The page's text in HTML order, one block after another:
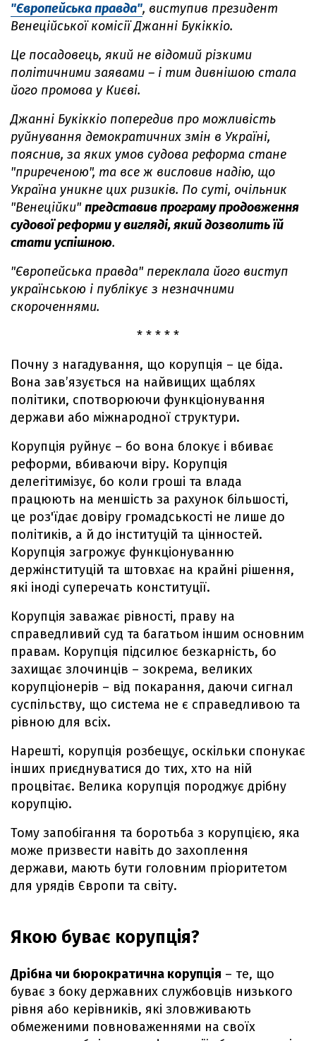
"Європейська правда", виступив президент
Венеційської комісії Джанні Букіккіо.
Це посадовець, який не відомий різкими
політичними заявами – і тим дивнішою стала
його промова у Києві.
Джанні Букіккіо попередив про можливість
руйнування демократичних змін в Україні,
пояснив, за яких умов судова реформа стане
"приреченою", та все ж висловив надію, що
Україна уникне цих ризиків. По суті, очільник
"Венеційки" представив програму продовження
судової реформи у вигляді, який дозволить їй
стати успішною.
"Європейська правда" переклала його виступ
українською і публікує з незначними
скороченнями.
* * * * *
Почну з нагадування, що корупція – це біда.
Вона зав’язується на найвищих щаблях
політики, спотворюючи функціонування
держави або міжнародної структури.
Корупція руйнує – бо вона блокує і вбиває
реформи, вбиваючи віру. Корупція
делегітимізує, бо коли гроші та влада
працюють на меншість за рахунок більшості,
це роз'їдає довіру громадськості не лише до
політиків, а й до інституцій та цінностей.
Корупція загрожує функціонуванню
держінституцій та штовхає на крайні рішення,
які іноді суперечать конституції.
Корупція заважає рівності, праву на
справедливий суд та багатьом іншим основним
правам. Корупція підсилює безкарність, бо
захищає злочинців – зокрема, великих
корупціонерів – від покарання, даючи сигнал
суспільству, що система не є справедливою та
рівною для всіх.
Нарешті, корупція розбещує, оскільки спонукає
інших приєднуватися до тих, хто на ній
процвітає. Велика корупція породжує дрібну
корупцію.
Тому запобігання та боротьба з корупцією, яка
може призвести навіть до захоплення
держави, мають бути головним пріоритетом
для урядів Європи та світу.
Якою буває корупція?
Дрібна чи бюрократична корупція – те, що
буває з боку державних службовців низького
рівня або керівників, які зловживають
обмеженими повноваженнями на своїх